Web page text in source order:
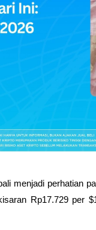
menjadi perhatian
Rp17.729 per